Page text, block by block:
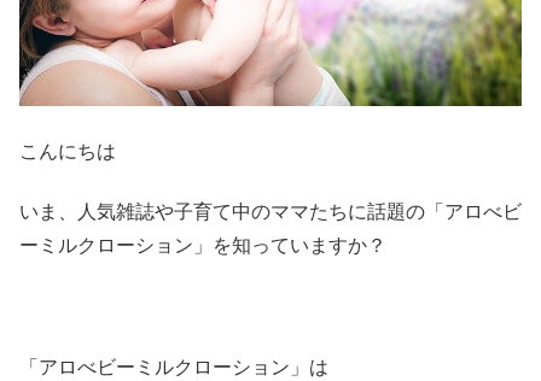
こんにちは
いま、人気雑誌や子育て中のママたちに話題の「アロべビ
ーミルクローション」を知っていますか？
「アロべビーミルクローション」は